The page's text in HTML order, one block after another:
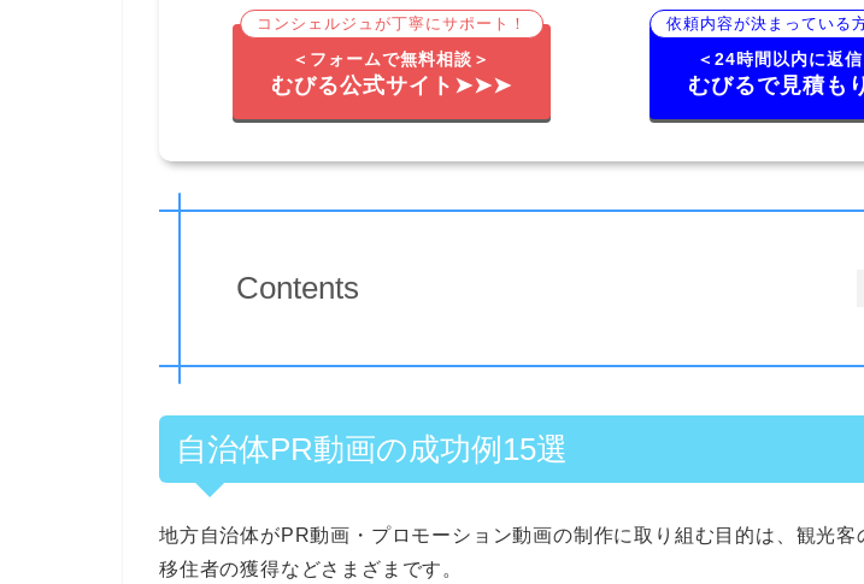
コンシェルジュが丁寧にサポート！
＜フォームで無料相談＞
むびる公式サイト➤➤➤
依頼内容が決まっている
＜24時間以内に返信
むびるで見積も
Contents
自治体PR動画の成功例15選
地方自治体がPR動画・プロモーション動画の制作に取り組む目的は、観光客
移住者の獲得などさまざまです。